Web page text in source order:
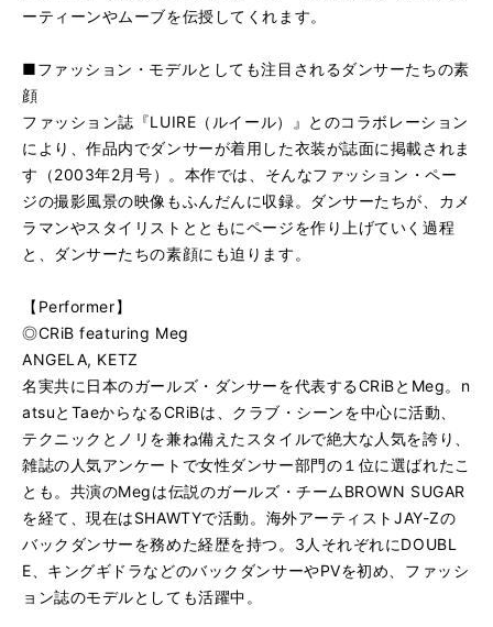
ーティーンやムーブを伝授してくれます。
■ファッション・モデルとしても注目されるダンサーたちの素
顔
ファッション誌『LUIRE（ルイール）』とのコラボレーション
により、作品内でダンサーが着用した衣装が誌面に掲載されま
す（2003年2月号）。本作では、そんなファッション・ペー
ジの撮影風景の映像もふんだんに収録。ダンサーたちが、カメ
ラマンやスタイリストとともにページを作り上げていく過程
と、ダンサーたちの素顔にも迫ります。
【Performer】
◎CRiB featuring Meg
ANGELA, KETZ
名実共に日本のガールズ・ダンサーを代表するCRiBとMeg。n
atsuとTaeからなるCRiBは、クラブ・シーンを中心に活動、
テクニックとノリを兼ね備えたスタイルで絶大な人気を誇り、
雑誌の人気アンケートで女性ダンサー部門の１位に選ばれたこ
とも。共演のMegは伝説のガールズ・チームBROWN SUGAR
を経て、現在はSHAWTYで活動。海外アーティストJAY-Zの
バックダンサーを務めた経歴を持つ。3人それぞれにDOUBL
E、キングギドラなどのバックダンサーやPVを初め、ファッシ
ョン誌のモデルとしても活躍中。